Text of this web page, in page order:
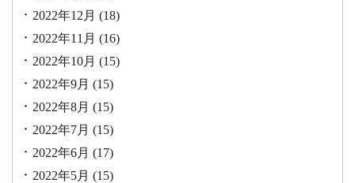
2022年12月 (18)
2022年11月 (16)
2022年10月 (15)
2022年9月 (15)
2022年8月 (15)
2022年7月 (15)
2022年6月 (17)
2022年5月 (15)